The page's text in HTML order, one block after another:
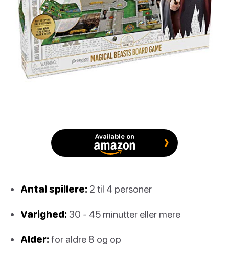
Available on
Antal spillere: 2 til 4 personer
Varighed: 30 - 45 minutter eller mere
Alder: for aldre 8 og op